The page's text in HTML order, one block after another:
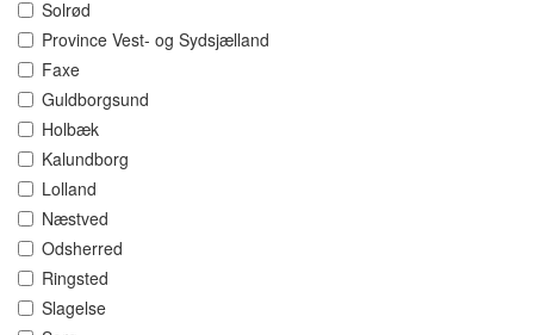
Solrød
Province Vest- og Sydsjælland
Faxe
Guldborgsund
Holbæk
Kalundborg
Lolland
Næstved
Odsherred
Ringsted
Slagelse